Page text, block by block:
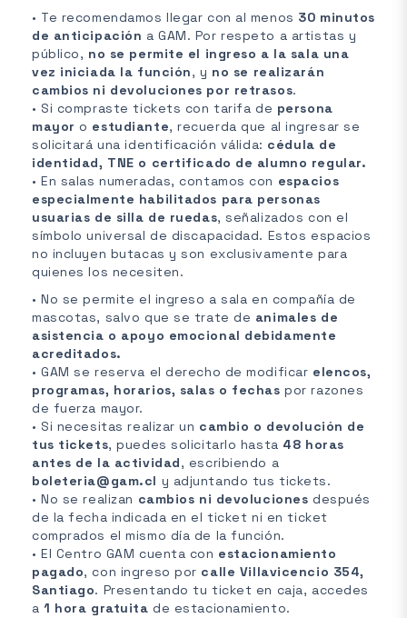
• Te recomendamos llegar con al menos 30 minutos
de anticipación a GAM. Por respeto a artistas y
público, no se permite el ingreso a la sala una
vez iniciada la función, y no se realizarán
cambios ni devoluciones por retrasos.
• Si compraste tickets con tarifa de persona
mayoro estudiante, recuerda que al ingresar se
solicitará una identificación válida: cédula de
identidad, TNE o certificado de alumno regular.
• En salas numeradas, contamos con espacios
especialmente habilitados para personas
usuarias de silla de ruedas, señalizados con el
símbolo universal de discapacidad. Estos espacios
no incluyen butacas y son exclusivamente para
quienes los necesiten.
• No se permite el ingreso a sala en compañía de
mascotas, salvo que se trate de animales de
asistencia o apoyo emocional debidamente
acreditados.
• GAM se reserva el derecho de modificar elencos,
programas, horarios, salas o fechas por razones
de fuerza mayor.
• Si necesitas realizar un cambio o devolución de
tus tickets, puedes solicitarlo hasta 48 horas
antes de la actividad, escribiendo a
boleteria@gam.cl y adjuntando tus tickets.
• No se realizan cambios ni devoluciones después
de la fecha indicada en el ticket ni en ticket
comprados el mismo día de la función.
• El Centro GAM cuenta con estacionamiento
pagado, con ingreso por calle Villavicencio 354,
Santiago. Presentando tu ticket en caja, accedes
a1 hora gratuita de estacionamiento.